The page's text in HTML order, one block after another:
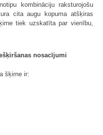
kombināciju raksturojošu
cita augu kopuma atšķiras
tiek uzskatīta par vienību,
nosacījumi
šķirne ir: